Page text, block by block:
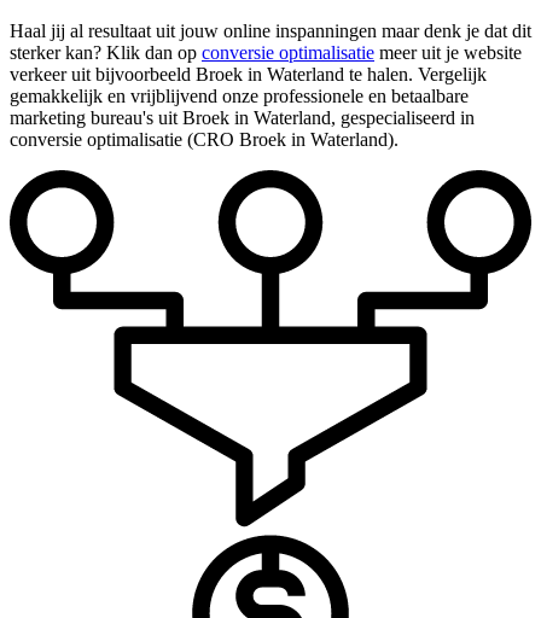
Haal jij al resultaat uit jouw online inspanningen maar denk je dat dit
sterker kan? Klik dan op conversie optimalisatie meer uit je website
verkeer uit bijvoorbeeld Broek in Waterland te halen. Vergelijk
gemakkelijk en vrijblijvend onze professionele en betaalbare
marketing bureau's uit Broek in Waterland, gespecialiseerd in
conversie optimalisatie (CRO Broek in Waterland).